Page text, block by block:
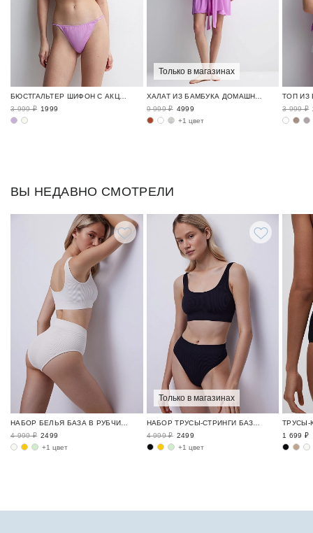
БЮСТГАЛЬТЕР ШИФОН С АКЦЕНТОМ / FLEUR DELICATE
3 999 ₽ 1999
Только в магазинах
ХАЛАТ ИЗ БАМБУКА ДОМАШНЯЯ ОДЕЖДА ИЗ БАМБУКА / BAMBOO LOUNGE
9 999 ₽ 4999
+1 цвет
3 999 ₽
ВЫ НЕДАВНО СМОТРЕЛИ
4 999 ₽ 2499
+1 цвет
Только в магазинах
4 999 ₽ 2499
+1 цвет
1 699 ₽